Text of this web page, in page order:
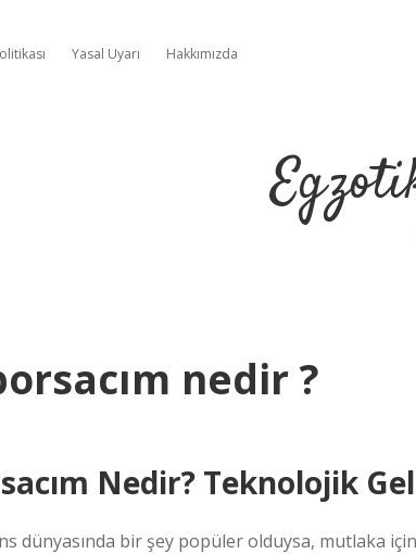
Yasal Uyarı Hakkımızda
nedir ?
Nedir? Teknolojik
dünyasında bir şey popüler olduysa, mutlaka